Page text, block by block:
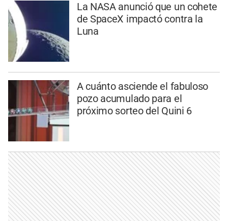
La NASA anunció que un cohete
de SpaceX impactó contra la
Luna
A cuánto asciende el fabuloso
pozo acumulado para el
próximo sorteo del Quini 6